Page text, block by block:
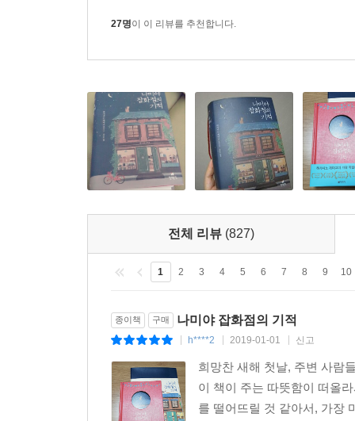
■ 히가시노 게이고가 들려주는 가슴 훈훈한 이야기
살다보면 한번쯤은 마주하게 되는 어려운 선택의
나미야 잡화점은 다소 장난스러운 고민도 진지하
첫 번째 등장하는 고민 상담자는 살날이 얼마 안
간병에만 전념해야 할지 고민한다. 두 번째 상담
어느 아마추어 뮤지션이다. 병으로 쓰러진 아버
마지막으로, 고아인 자신을 돌봐준 분들에게 은
있는지를 묻는다.
이와 비슷한 고민은 우리 누구에게나 있다. 사
계속할 것인가 등등 살다보면 한번쯤은 마주하
가볍지 않다. 무엇보다 인생의 지도에서 내일에
27명이 이 리뷰를 추천합니다.
전체 리뷰 (827)
1 2 3 4 5 6 7 8 9 10
종이책 구매 나미야 잡화점의 기적
h****2 2019-01-01 신고
희망찬 새해 첫날, 주변 사람
이 책이 주는 따뜻함이 떠올
를 떨어뜨릴 것 같아서, 가장